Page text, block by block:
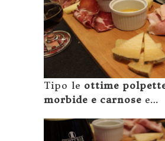
Tipo le ottime
morbide e carnose e…